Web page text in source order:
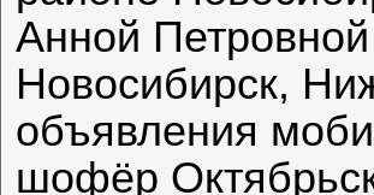
Анной
Новосибирск,
объявления
шофёр